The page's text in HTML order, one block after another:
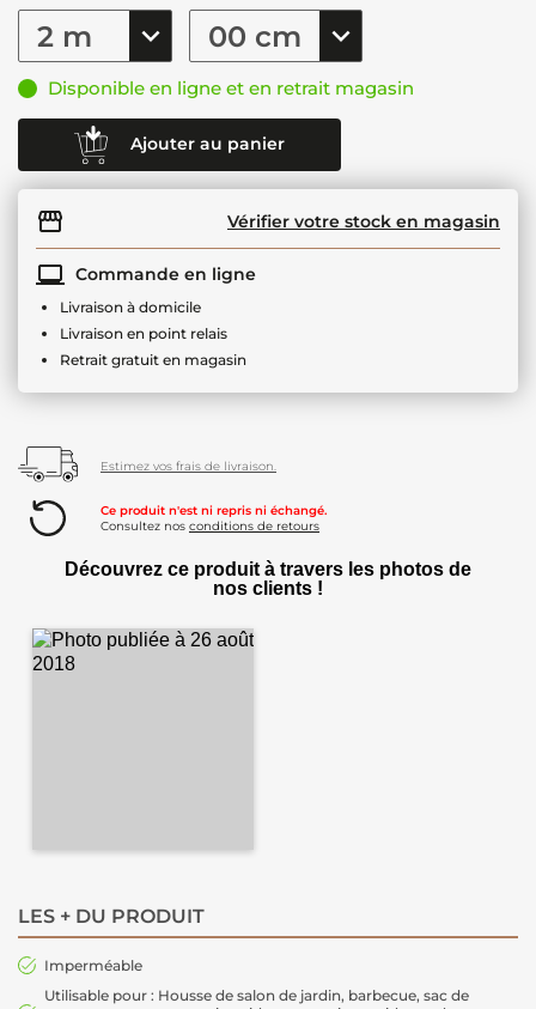
Disponible en ligne et en retrait magasin
Ajouter au panier
Vérifier votre stock en magasin
Commande en ligne
Livraison à domicile
Livraison en point relais
Retrait gratuit en magasin
Estimez vos frais de livraison.
Ce produit n'est ni repris ni échangé.
Consultez nos conditions de retours
Découvrez ce produit à travers les photos de
nos clients !
LES + DU PRODUIT
Imperméable
Utilisable pour : Housse de salon de jardin, barbecue, sac de